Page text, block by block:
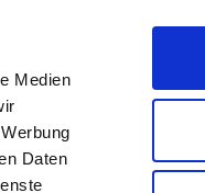
Medien
Daten
UNS